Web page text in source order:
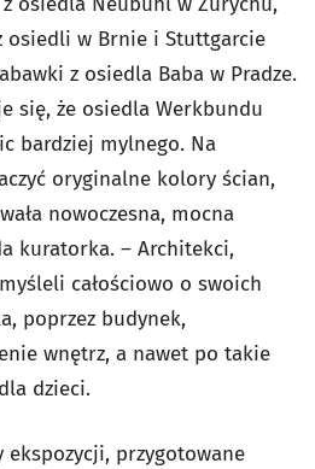
osiedli w Brnie i Stuttgarcie
z osiedla Baba w Pradze.
się, że osiedla Werkbundu
bardziej mylnego. Na
oryginalne kolory ścian,
nowoczesna, mocna
kuratorka. – Architekci,
całościowo o swoich
poprzez budynek,
wnętrz, a nawet po takie
dzieci.
przygotowane